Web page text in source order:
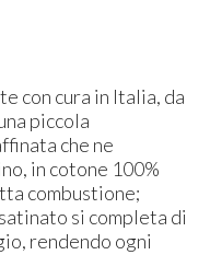
con cura in Italia, da
piccola
che ne
in cotone 100%
combustione;
si completa di
rendendo ogni